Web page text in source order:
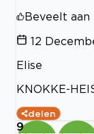
Beveelt aan
12
Elise
KNOKKE-
delen
9